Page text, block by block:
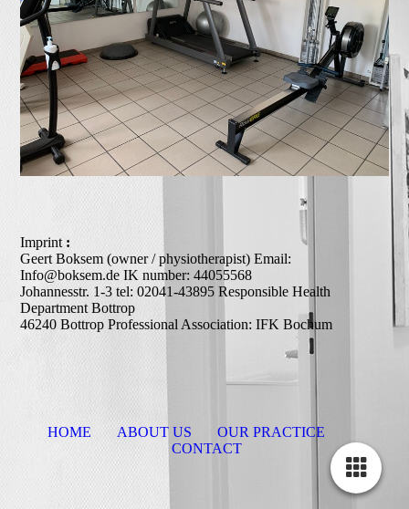
Imprint :
Geert Boksem (owner / physiotherapist) Email:
Info@boksem.de IK number: 44055568
Johannesstr. 1-3 tel: 02041-43895 Responsible Health
Department Bottrop
46240 Bottrop Professional Association: IFK Bochum
HOME ABOUT US
OUR PRACTICE
CONTACT